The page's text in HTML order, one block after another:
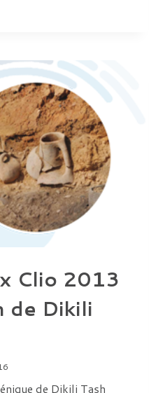
Clio 2013
de Dikili
de Dikili Tash